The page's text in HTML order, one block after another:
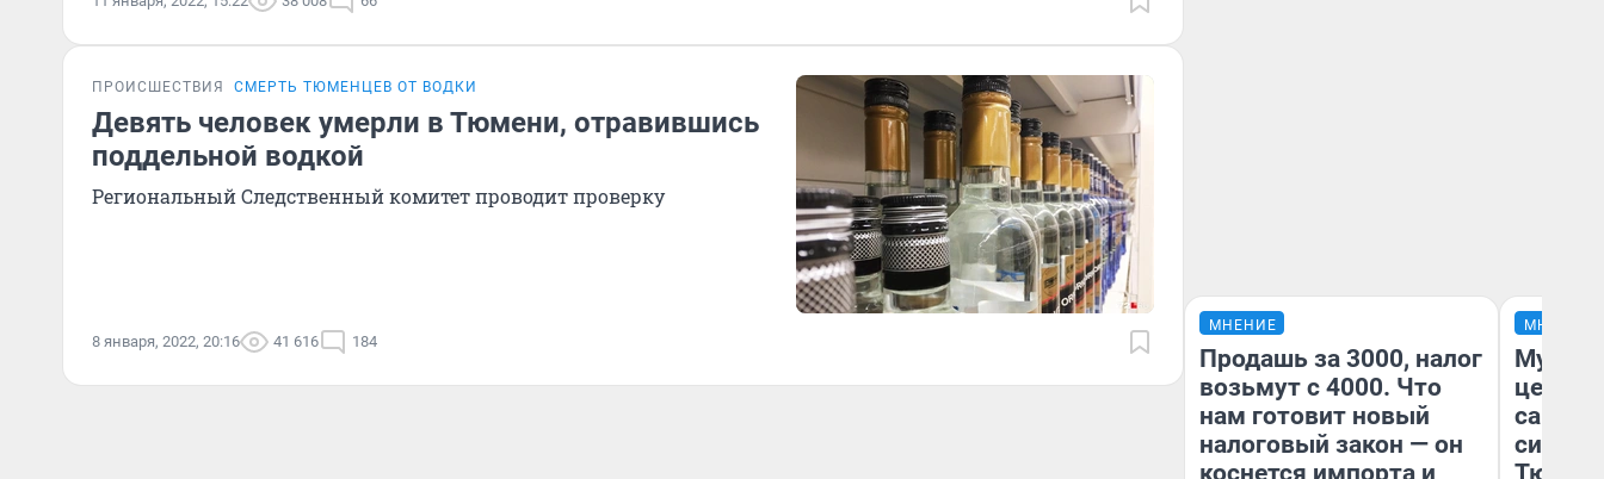
ПРОИСШЕСТВИЯ СМЕРТЬ ТЮМЕНЦЕВ ОТ ВОДКИ
Девять человек умерли в Тюмени, отравившись
поддельной водкой
Региональный Следственный комитет проводит проверку
8 января, 2022, 20:16 41 616 184
МНЕНИЕ
Продашь за 3000, налог
возьмут с 4000. Что
нам готовит новый
налоговый закон — он
коснется импорта и
МНЕНИЕ
Музей